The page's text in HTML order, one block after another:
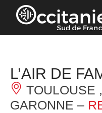
Panneau de gestion des
L’AIR DE
TOULOUSE
GARONNE –